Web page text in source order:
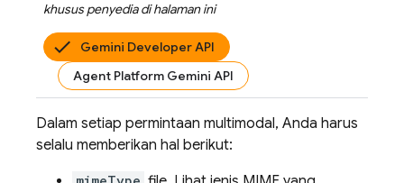
khusus penyedia di halaman ini
Gemini Developer API
Agent Platform Gemini API
Dalam setiap permintaan multimodal, Anda harus
selalu memberikan hal berikut: